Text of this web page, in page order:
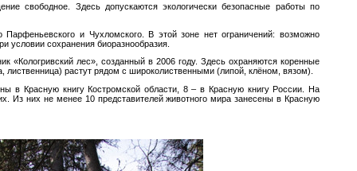
свободное. Здесь допускаются экологически безопасные работы по
Парфеньевского и Чухломского. В этой зоне нет ограничений: возможно
условии сохранения биоразнообразия.
«Кологривский лес», созданный в 2006 году. Здесь охраняются коренные
растут рядом с широколиственными (липой, клёном, вязом).
в Красную книгу Костромской области, 8 – в Красную книгу России. На
Из них не менее 10 представителей животного мира занесены в Красную